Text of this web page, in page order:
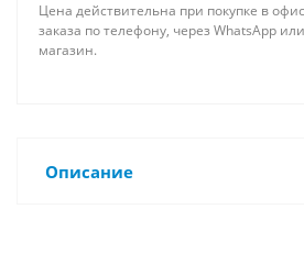
Цена действительна при покупке в
заказа по телефону, через WhatsApp
магазин.
Описание